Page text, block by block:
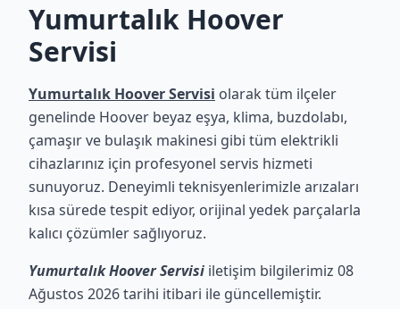
Yumurtalık Hoover
Servisi
Yumurtalık Hoover Servisi olarak tüm ilçeler
genelinde Hoover beyaz eşya, klima, buzdolabı,
çamaşır ve bulaşık makinesi gibi tüm elektrikli
cihazlarınız için profesyonel servis hizmeti
sunuyoruz. Deneyimli teknisyenlerimizle arızaları
kısa sürede tespit ediyor, orijinal yedek parçalarla
kalıcı çözümler sağlıyoruz.
Yumurtalık Hoover Servisi iletişim bilgilerimiz 08
Ağustos 2026 tarihi itibari ile güncellemiştir.